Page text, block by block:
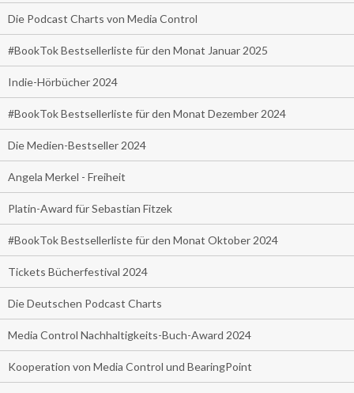
Die Podcast Charts von Media Control
#BookTok Bestsellerliste für den Monat Januar 2025
Indie-Hörbücher 2024
#BookTok Bestsellerliste für den Monat Dezember 2024
Die Medien-Bestseller 2024
Angela Merkel - Freiheit
Platin-Award für Sebastian Fitzek
#BookTok Bestsellerliste für den Monat Oktober 2024
Tickets Bücherfestival 2024
Die Deutschen Podcast Charts
Media Control Nachhaltigkeits-Buch-Award 2024
Kooperation von Media Control und BearingPoint